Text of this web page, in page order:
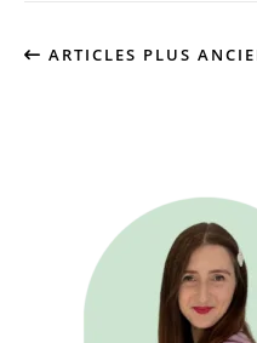
ARTICLES PLUS